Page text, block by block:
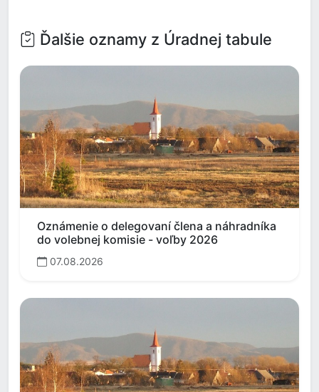
Ďalšie oznamy z Úradnej tabule
Oznámenie o delegovaní člena a náhradníka
do volebnej komisie - voľby 2026
07.08.2026